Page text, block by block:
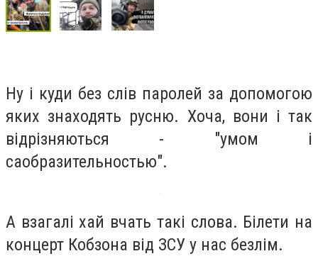
Ну і куди без слів паролей за допомогою
яких знаходять русню. Хоча, вони і так
відрізняються - "умом і
саобразительностью".
А взагалі хай вчать такі слова. Білети на
концерт Кобзона від ЗСУ у нас безлім.